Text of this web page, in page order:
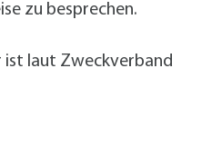
zu besprechen.
ist laut Zweckverband